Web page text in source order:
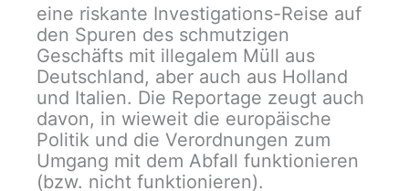
eine riskante Investigations-Reise auf
den Spuren des schmutzigen
Geschäfts mit illegalem Müll aus
Deutschland, aber auch aus Holland
und Italien. Die Reportage zeugt auch
davon, in wieweit die europäische
Politik und die Verordnungen zum
Umgang mit dem Abfall funktionieren
(bzw. nicht funktionieren).